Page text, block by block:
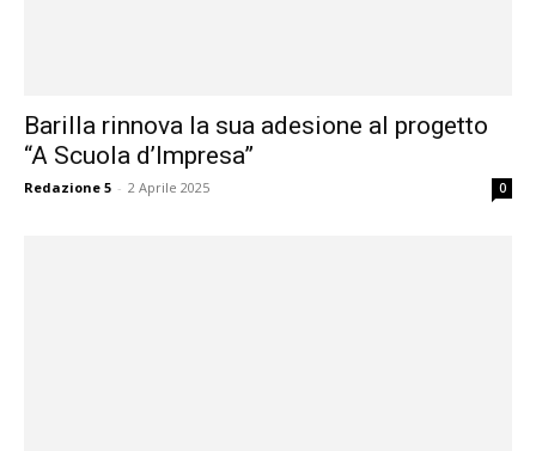
Barilla rinnova la sua adesione al progetto
“A Scuola d’Impresa”
Redazione 5 - 2 Aprile 2025 0